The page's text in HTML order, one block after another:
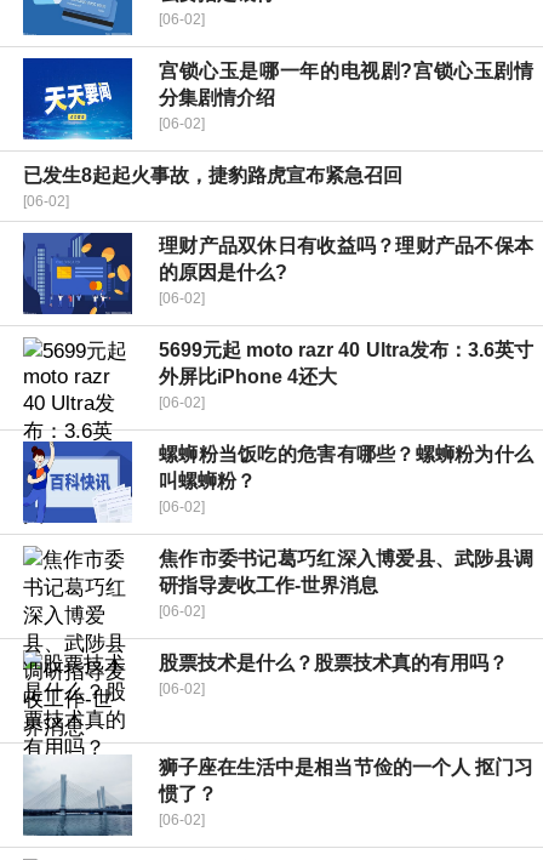
[06-02]
宫锁心玉是哪一年的电视剧?宫锁心玉剧情
分集剧情介绍
[06-02]
已发生8起起火事故，捷豹路虎宣布紧急召回
[06-02]
理财产品双休日有收益吗？理财产品不保本
的原因是什么?
[06-02]
5699元起 moto razr 40 Ultra发布：3.6英寸
外屏比iPhone 4还大
[06-02]
螺蛳粉当饭吃的危害有哪些？螺蛳粉为什么
叫螺蛳粉？
[06-02]
焦作市委书记葛巧红深入博爱县、武陟县调
研指导麦收工作-世界消息
[06-02]
股票技术是什么？股票技术真的有用吗？
[06-02]
狮子座在生活中是相当节俭的一个人 抠门习
惯了？
[06-02]